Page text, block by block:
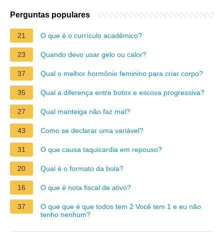
Perguntas populares
21 O que é o currículo acadêmico?
23 Quando devo usar gelo ou calor?
37 Qual o melhor hormônio feminino para criar corpo?
35 Qual a diferença entre botox e escova progressiva?
27 Qual manteiga não faz mal?
43 Como se declarar uma variável?
31 O que causa taquicardia em repouso?
20 Qual é o formato da bola?
16 O que é nota fiscal de ativo?
37
O que que é que todos tem 2 Você tem 1 e eu não
tenho nenhum?